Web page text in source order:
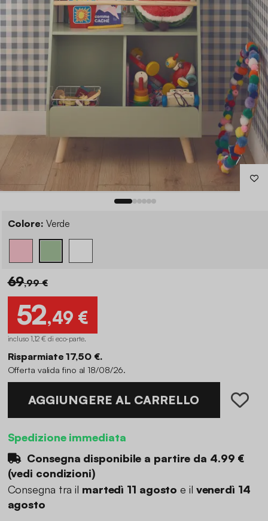
Colore: Verde
69,99 €
52,49 €
incluso 1,12 € di eco-parte.
Risparmiate 17,50 €.
Offerta valida fino al 18/08/26.
AGGIUNGERE AL CARRELLO
Spedizione immediata
Consegna disponibile a partire da 4.99 €
(vedi condizioni)
Consegna tra il martedì 11 agosto e il venerdì 14
agosto